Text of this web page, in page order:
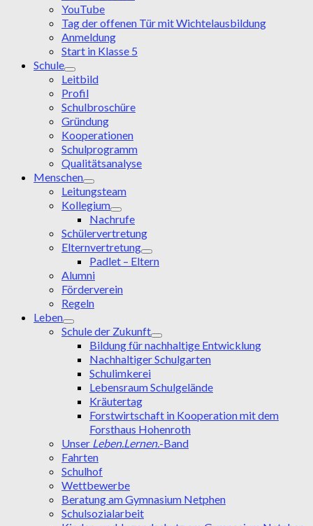
YouTube
Tag der offenen Tür mit Wichtelausbildung
Anmeldung
Start in Klasse 5
Schule
Leitbild
Profil
Schulbroschüre
Gründung
Kooperationen
Schulprogramm
Qualitätsanalyse
Menschen
Leitungsteam
Kollegium
Nachrufe
Schülervertretung
Elternvertretung
Padlet – Eltern
Alumni
Förderverein
Regeln
Leben
Schule der Zukunft
Bildung für nachhaltige Entwicklung
Nachhaltiger Schulgarten
Schulimkerei
Lebensraum Schulgelände
Kräutertag
Forstwirtschaft in Kooperation mit dem
Forsthaus Hohenroth
Unser Leben.Lernen.-Band
Fahrten
Schulhof
Wettbewerbe
Beratung am Gymnasium Netphen
Schulsozialarbeit